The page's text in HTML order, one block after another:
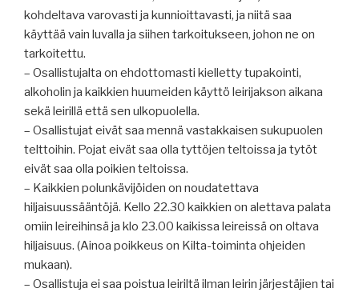
kohdeltava varovasti ja kunnioittavasti, ja niitä saa
käyttää vain luvalla ja siihen tarkoitukseen, johon ne on
tarkoitettu.
– Osallistujalta on ehdottomasti kielletty tupakointi,
alkoholin ja kaikkien huumeiden käyttö leirijakson aikana
sekä leirillä että sen ulkopuolella.
– Osallistujat eivät saa mennä vastakkaisen sukupuolen
telttoihin. Pojat eivät saa olla tyttöjen teltoissa ja tytöt
eivät saa olla poikien teltoissa.
– Kaikkien polunkävijöiden on noudatettava
hiljaisuussääntöjä. Kello 22.30 kaikkien on alettava palata
omiin leireihinsä ja klo 23.00 kaikissa leireissä on oltava
hiljaisuus. (Ainoa poikkeus on Kilta-toiminta ohjeiden
mukaan).
– Osallistuja ei saa poistua leiriltä ilman leirin järjestäjien tai